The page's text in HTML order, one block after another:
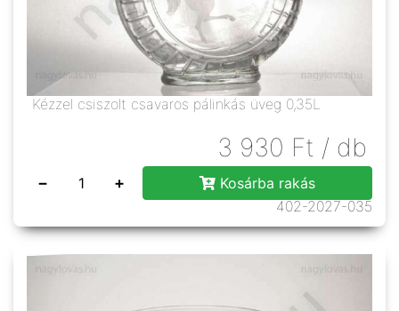
Kézzel csiszolt csavaros pálinkás üveg 0,35L
3 930 Ft / db
− +
Kosárba rakás
402-2027-035